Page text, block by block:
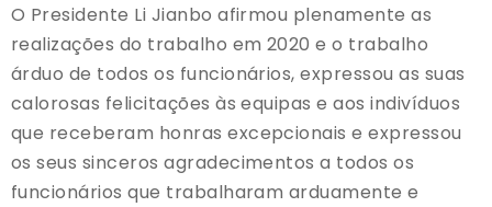
O Presidente Li Jianbo afirmou plenamente as
realizações do trabalho em 2020 e o trabalho
árduo de todos os funcionários, expressou as suas
calorosas felicitações às equipas e aos indivíduos
que receberam honras excepcionais e expressou
os seus sinceros agradecimentos a todos os
funcionários que trabalharam arduamente e